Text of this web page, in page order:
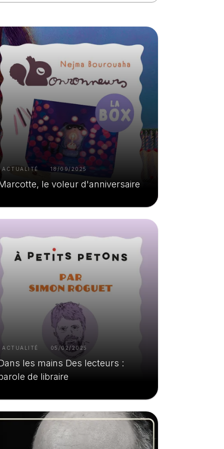
ACTUALITÉ 18/09/2025
le voleur d'anniversaire
ACTUALITÉ 05/02/2025
les mains Des lecteurs :
de libraire